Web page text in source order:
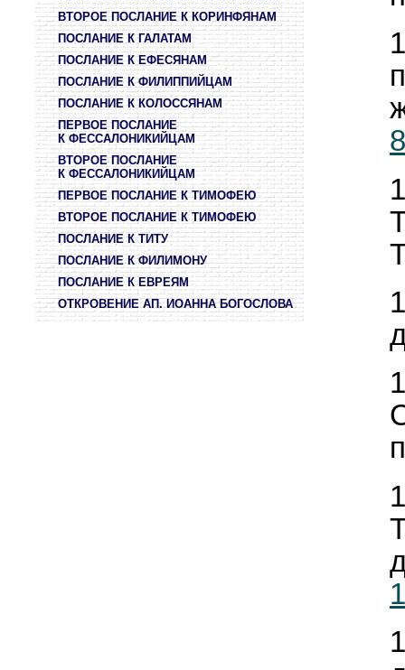
ВТОРОЕ ПОСЛАНИЕ К КОРИНФЯНАМ
ПОСЛАНИЕ К ГАЛАТАМ
ПОСЛАНИЕ К ЕФЕСЯНАМ
ПОСЛАНИЕ К ФИЛИППИЙЦАМ
ПОСЛАНИЕ К КОЛОССЯНАМ
ПЕРВОЕ ПОСЛАНИЕ
К ФЕССАЛОНИКИЙЦАМ
ВТОРОЕ ПОСЛАНИЕ
К ФЕССАЛОНИКИЙЦАМ
ПЕРВОЕ ПОСЛАНИЕ К ТИМОФЕЮ
ВТОРОЕ ПОСЛАНИЕ К ТИМОФЕЮ
ПОСЛАНИЕ К ТИТУ
ПОСЛАНИЕ К ФИЛИМОНУ
ПОСЛАНИЕ К ЕВРЕЯМ
ОТКРОВЕНИЕ АП. ИОАННА БОГОСЛОВА
8